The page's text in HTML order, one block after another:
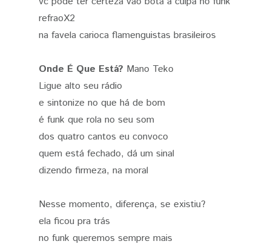
refraoX2
na favela carioca flamenguistas brasileiros
Onde É Que Está? Mano Teko
Ligue alto seu rádio
e sintonize no que há de bom
é funk que rola no seu som
dos quatro cantos eu convoco
quem está fechado, dá um sinal
dizendo firmeza, na moral
Nesse momento, diferença, se existiu?
ela ficou pra trás
no funk queremos sempre mais